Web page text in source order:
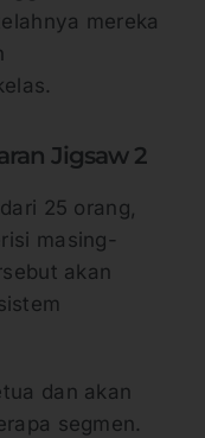
mereka
Jigsaw 2
25 orang,
masing-
akan
dan akan
segmen.